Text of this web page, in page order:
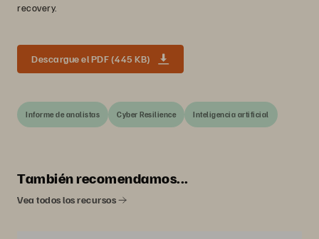
recovery.
Descargue el PDF (445 KB)
Informe de analistas Cyber Resilience Inteligencia artificial
También recomendamos...
Vea todos los recursos